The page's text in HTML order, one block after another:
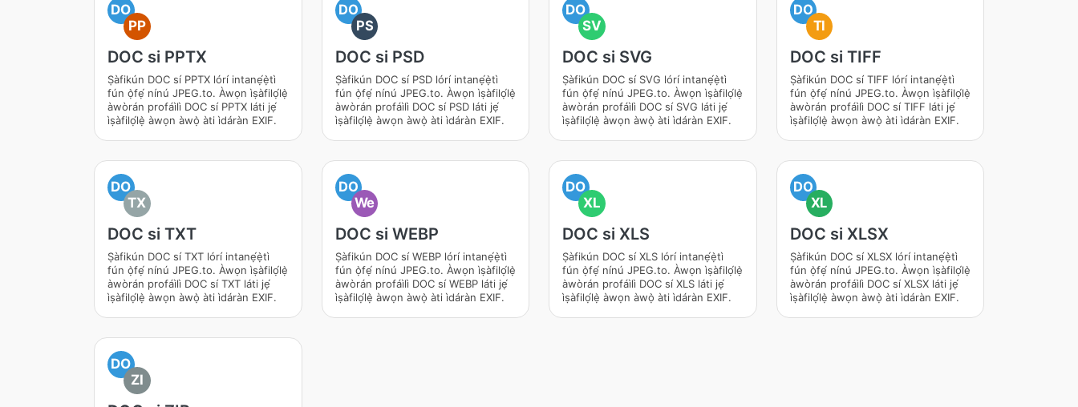
DO
PP
DOC si PPTX
Ṣàfikún DOC sí PPTX lórí intanẹ́ẹ̀tì
fún ọ̀fẹ́ nínú JPEG.to. Àwọn ìṣàfilọ́lẹ̀
àwòrán profáìlì DOC sí PPTX láti jẹ́
ìṣàfilọ́lẹ̀ àwọn àwọ̀ àti ìdáràn EXIF.
DO
PS
DOC si PSD
Ṣàfikún DOC sí PSD lórí intanẹ́ẹ̀tì
fún ọ̀fẹ́ nínú JPEG.to. Àwọn ìṣàfilọ́lẹ̀
àwòrán profáìlì DOC sí PSD láti jẹ́
ìṣàfilọ́lẹ̀ àwọn àwọ̀ àti ìdáràn EXIF.
DO
SV
DOC si SVG
Ṣàfikún DOC sí SVG lórí intanẹ́ẹ̀tì
fún ọ̀fẹ́ nínú JPEG.to. Àwọn ìṣàfilọ́lẹ̀
àwòrán profáìlì DOC sí SVG láti jẹ́
ìṣàfilọ́lẹ̀ àwọn àwọ̀ àti ìdáràn EXIF.
DO
TI
DOC si TIFF
Ṣàfikún DOC sí TIFF lórí intanẹ́ẹ̀tì
fún ọ̀fẹ́ nínú JPEG.to. Àwọn ìṣàfilọ́lẹ̀
àwòrán profáìlì DOC sí TIFF láti jẹ́
ìṣàfilọ́lẹ̀ àwọn àwọ̀ àti ìdáràn EXIF.
DO
TX
DOC si TXT
Ṣàfikún DOC sí TXT lórí intanẹ́ẹ̀tì
fún ọ̀fẹ́ nínú JPEG.to. Àwọn ìṣàfilọ́lẹ̀
àwòrán profáìlì DOC sí TXT láti jẹ́
ìṣàfilọ́lẹ̀ àwọn àwọ̀ àti ìdáràn EXIF.
DO
We
DOC si WEBP
Ṣàfikún DOC sí WEBP lórí intanẹ́ẹ̀tì
fún ọ̀fẹ́ nínú JPEG.to. Àwọn ìṣàfilọ́lẹ̀
àwòrán profáìlì DOC sí WEBP láti jẹ́
ìṣàfilọ́lẹ̀ àwọn àwọ̀ àti ìdáràn EXIF.
DO
XL
DOC si XLS
Ṣàfikún DOC sí XLS lórí intanẹ́ẹ̀tì
fún ọ̀fẹ́ nínú JPEG.to. Àwọn ìṣàfilọ́lẹ̀
àwòrán profáìlì DOC sí XLS láti jẹ́
ìṣàfilọ́lẹ̀ àwọn àwọ̀ àti ìdáràn EXIF.
DO
XL
DOC si XLSX
Ṣàfikún DOC sí XLSX lórí intanẹ́ẹ̀tì
fún ọ̀fẹ́ nínú JPEG.to. Àwọn ìṣàfilọ́lẹ̀
àwòrán profáìlì DOC sí XLSX láti jẹ́
ìṣàfilọ́lẹ̀ àwọn àwọ̀ àti ìdáràn EXIF.
DO
ZI